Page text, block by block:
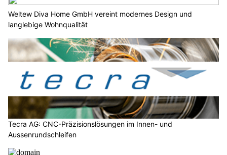
Weltew Diva Home GmbH vereint modernes Design und
langlebige Wohnqualität
Tecra AG: CNC-Präzisionslösungen im Innen- und
Aussenrundschleifen